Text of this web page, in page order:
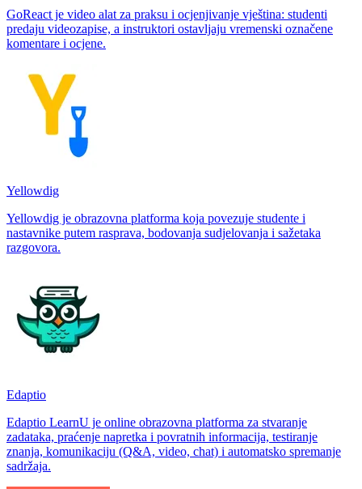
GoReact je video alat za praksu i ocjenjivanje vještina: studenti
predaju videozapise, a instruktori ostavljaju vremenski označene
komentare i ocjene.
Yellowdig
Yellowdig je obrazovna platforma koja povezuje studente i
nastavnike putem rasprava, bodovanja sudjelovanja i sažetaka
razgovora.
Edaptio
Edaptio LearnU je online obrazovna platforma za stvaranje
zadataka, praćenje napretka i povratnih informacija, testiranje
znanja, komunikaciju (Q&A, video, chat) i automatsko spremanje
sadržaja.